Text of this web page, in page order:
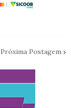
Próxima Postagem